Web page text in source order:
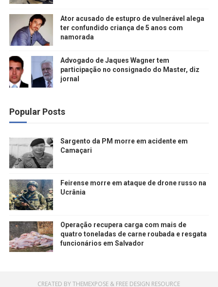
Ator acusado de estupro de vulnerável alega
ter confundido criança de 5 anos com
namorada
Advogado de Jaques Wagner tem
participação no consignado do Master, diz
jornal
Popular Posts
Sargento da PM morre em acidente em
Camaçari
Feirense morre em ataque de drone russo na
Ucrânia
Operação recupera carga com mais de
quatro toneladas de carne roubada e resgata
funcionários em Salvador
CREATED BYTHEMEXPOSE & FREE DESIGN RESOURCE